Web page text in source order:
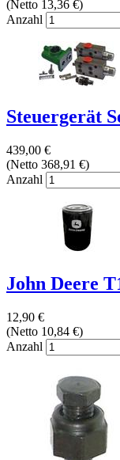
(Netto 13,36 €)
Anzahl
Steuergerät
439,00 €
(Netto 368,91 €)
Anzahl
John Deere
12,90 €
(Netto 10,84 €)
Anzahl